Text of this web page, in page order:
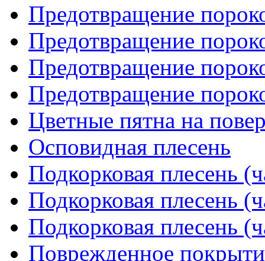
Предотвращение
Предотвращение
Предотвращение
Предотвращение
Цветные пятна на
Осповидная плесень
Подкорковая плесень
Подкорковая плесень
Подкорковая плесень
Поврежденное